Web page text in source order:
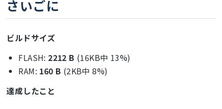
さいごに
ビルドサイズ
FLASH:2212 B (16KB中 13%)
RAM: 160 B (2KB中 8%)
達成したこと